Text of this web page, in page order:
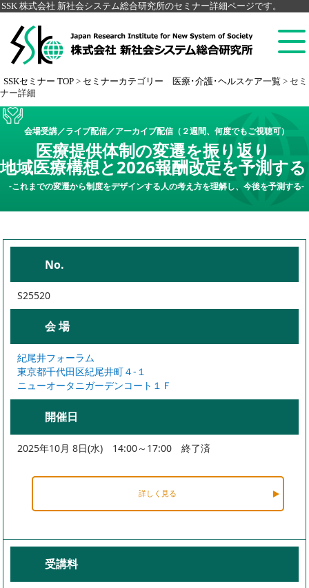
SSK 株式会社 新社会システム総合研究所のセミナー詳細ページです。
SSKセミナー TOP > セミナーカテゴリー 医療･介護･ヘルスケア一覧 > セミ
ナー詳細
会場受講／ライブ配信／アーカイブ配信（２週間、何度でもご視聴可）
医療提供体制の変遷を振り返り
地域医療構想と2026報酬改定を予測する
-これまでの変遷から制度をデザインする人の考え方を理解し、今後を予測する-
No.
S25520
会 場
紀尾井フォーラム
東京都千代田区紀尾井町４-１
ニューオータニガーデンコート１Ｆ
開催日
2025年10月 8日(水) 14:00～17:00 終了済
詳しく見る
受講料